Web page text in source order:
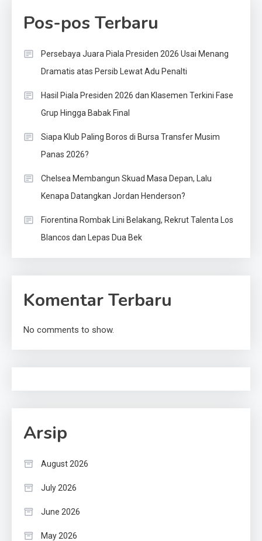
Pos-pos Terbaru
Persebaya Juara Piala Presiden 2026 Usai Menang
Dramatis atas Persib Lewat Adu Penalti
Hasil Piala Presiden 2026 dan Klasemen Terkini Fase
Grup Hingga Babak Final
Siapa Klub Paling Boros di Bursa Transfer Musim
Panas 2026?
Chelsea Membangun Skuad Masa Depan, Lalu
Kenapa Datangkan Jordan Henderson?
Fiorentina Rombak Lini Belakang, Rekrut Talenta Los
Blancos dan Lepas Dua Bek
Komentar Terbaru
No comments to show.
Arsip
August 2026
July 2026
June 2026
May 2026